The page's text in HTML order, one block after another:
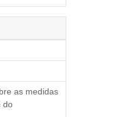
as medidas
do